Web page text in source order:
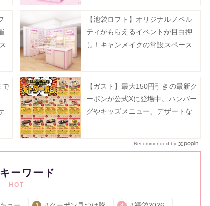
【池袋ロフト】オリジナルノベル
ティがもらえるイベントが目白押
し！キャンメイクの常設スペース
で
【ガスト】最大150円引きの最新ク
ーポンが公式Xに登場中。ハンバー
グやキッズメニュー、デザートな
Recommended by
ーワード
HOT